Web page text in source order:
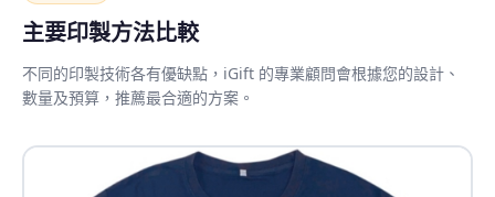
主要印製方法比較
不同的印製技術各有優缺點，iGift 的專業顧問會根據您的設計、
數量及預算，推薦最合適的方案。